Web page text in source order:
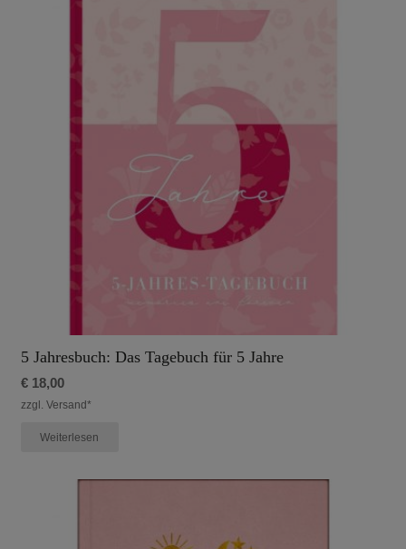
5 Jahresbuch: Das Tagebuch für 5 Jahre
€18,00
zzgl. Versand*
Weiterlesen